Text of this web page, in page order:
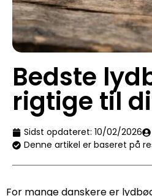
Bedste
rigtige til
Sidst opdateret: 10/02/2026
Denne artikel er baseret på
For mange danskere er